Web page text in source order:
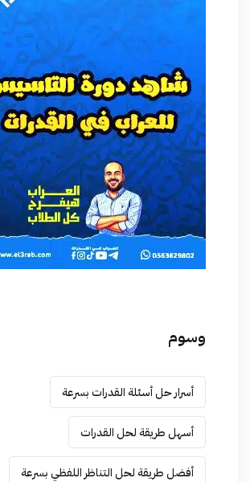
وسوم
أسرار حل أسئلة القدرات بسرعة
أسهل طريقة لحل القدرات
أفضل طريقة لحل التناظر اللفظي بسرعة